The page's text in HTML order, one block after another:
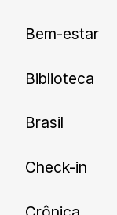
Bem-estar
Biblioteca
Brasil
Check-in